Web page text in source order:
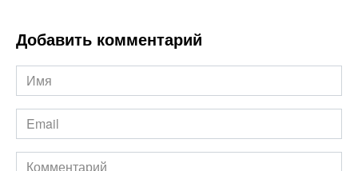
Добавить комментарий
Имя
*
Email
*
Комментарий